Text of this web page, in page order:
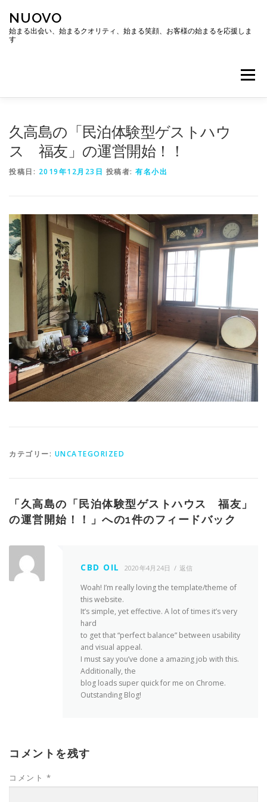
ッ
NUOVO
始まる出会い、始まるクオリティ、始まる笑顔、お客様の始まるを応援しま
す
メニュー
久高島の「民泊体験型ゲストハウ
ス 福友」の運営開始！！
投稿日: 2019年12月23日 投稿者: 有名小出
カテゴリー: UNCATEGORIZED
「久高島の「民泊体験型ゲストハウス 福友」
の運営開始！！
」への1件のフィードバック
CBD OIL 2020年4月24日 返信
Woah! I’m really loving the template/theme of
this website.
It’s simple, yet effective. A lot of times it’s very
hard
to get that “perfect balance” between usability
and visual appeal.
I must say you’ve done a amazing job with this.
Additionally, the
blog loads super quick for me on Chrome.
Outstanding Blog!
コメントを残す
コメント *